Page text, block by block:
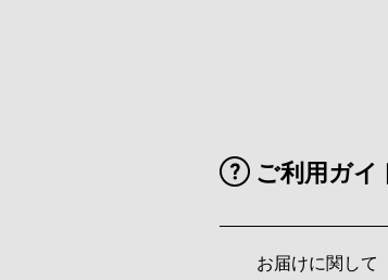
ご利用ガイ
お届けに関して